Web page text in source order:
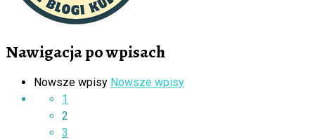
Nawigacja po wpisach
Nowsze wpisy Nowsze wpisy
1
2
3